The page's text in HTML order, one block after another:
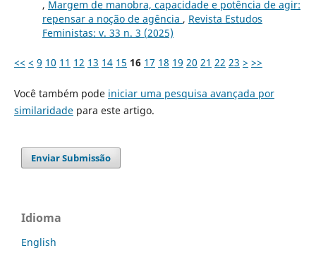
, Margem de manobra, capacidade e potência de agir:
repensar a noção de agência , Revista Estudos
Feministas: v. 33 n. 3 (2025)
<< < 9 10 11 12 13 14 15 16 17 18 19 20 21 22 23 > >>
Você também pode iniciar uma pesquisa avançada por
similaridadepara este artigo.
Enviar Submissão
Idioma
English